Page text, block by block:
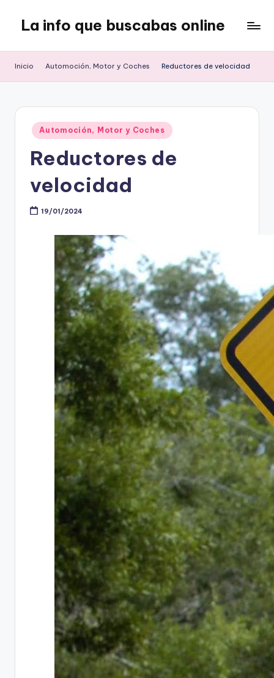
contenido
La info que buscabas online
para
leyendo
Inicio Automoción, Motor y Coches Reductores de velocidad
Publicado
en
Automoción, Motor y Coches
Reductores de
velocidad
19/01/2024